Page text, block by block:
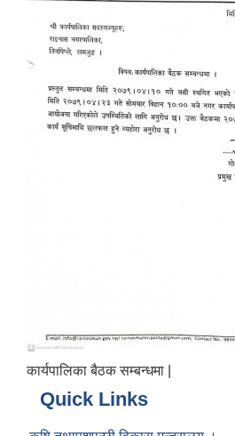
कार्यपालिका बैठक सम्बन्धमा |
Quick Links